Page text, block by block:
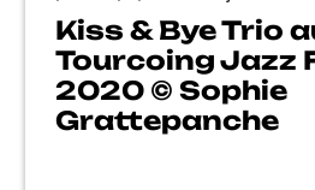
Kiss & Bye Trio
Tourcoing Jazz
2020 © Sophie
Grattepanche